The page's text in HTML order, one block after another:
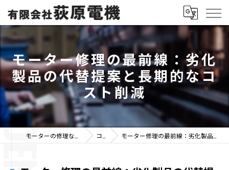
モーター修理の最前線：劣化
製品の代替提案と長期的なコ
スト削減
コラム モーター修理の最前線：劣化製品の代替提案と長期的なコスト削減